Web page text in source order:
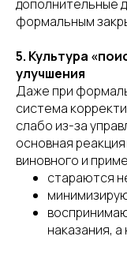
дополнительные
формальным
5. Культура
улучшения
Даже при
система
слабо из-за
основная
виновного и
стараются
наказания,